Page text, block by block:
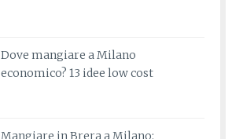
Dove mangiare a Milano
economico? 13 idee low cost
Mangiare in Brera a Milano: